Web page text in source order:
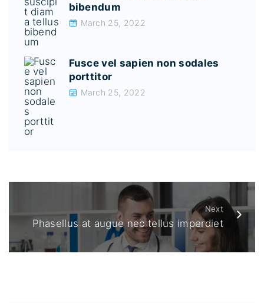
bibendum
March 25, 2022
Fusce vel sapien non sodales
porttitor
March 25, 2022
Next
Phasellus at augue nec tellus imperdiet